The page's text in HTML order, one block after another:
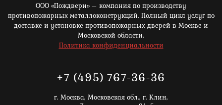
ООО «Пождвери» – компания по производству
противопожарных металлоконструкций. Полный цикл услуг по
доставке и установке противопожарных дверей в Москве и
Московской области.
Политика конфиденциальности
+7 (495) 767-36-36
г. Москва, Московская обл., г. Клин,